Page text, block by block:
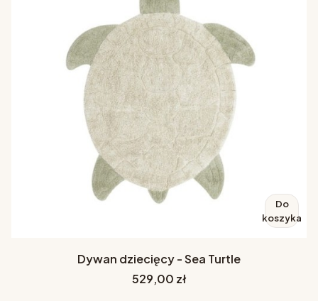
Do
koszyka
Dywan dziecięcy - Sea Turtle
Cena
529,00 zł